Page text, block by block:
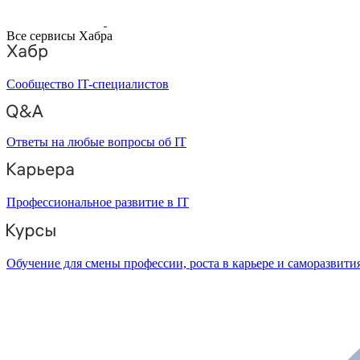
Все сервисы Хабра
Сообщество IT-специалистов
Ответы на любые вопросы об IT
Профессиональное развитие в IT
Обучение для смены профессии, роста в карьере и